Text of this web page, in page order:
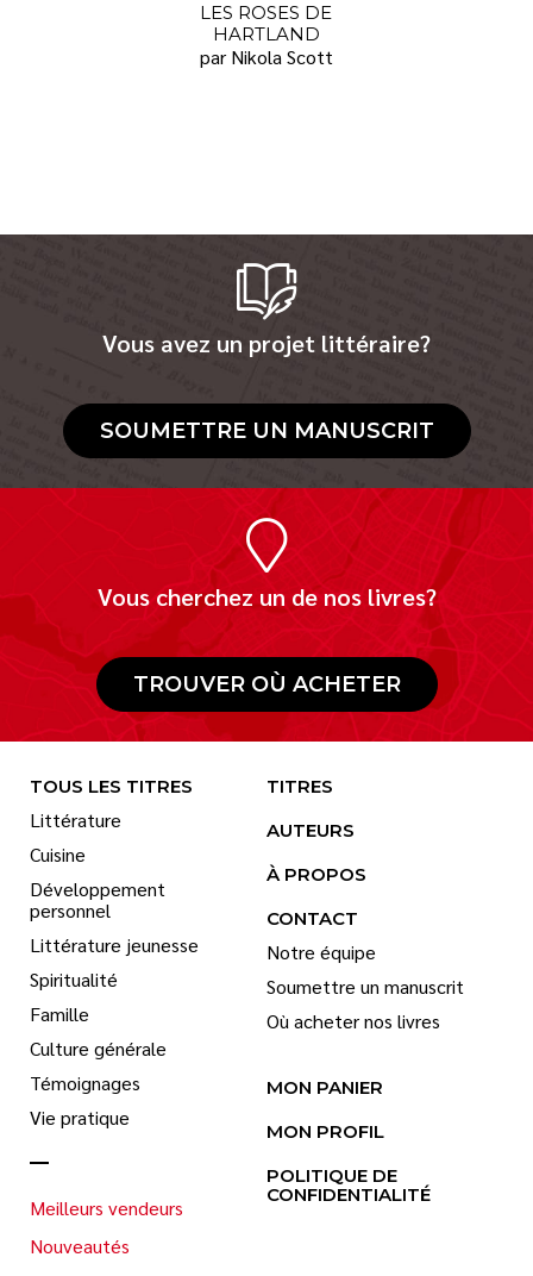
LES ROSES DE
HARTLAND
par Nikola Scott
Vous avez un projet littéraire?
SOUMETTRE UN MANUSCRIT
Vous cherchez un de nos livres?
TROUVER OÙ ACHETER
TOUS LES TITRES
Littérature
Cuisine
Développement
personnel
Littérature jeunesse
Spiritualité
Famille
Culture générale
Témoignages
Vie pratique
Meilleurs vendeurs
Nouveautés
TITRES
AUTEURS
À PROPOS
CONTACT
Notre équipe
Soumettre un manuscrit
Où acheter nos livres
MON PANIER
MON PROFIL
POLITIQUE DE
CONFIDENTIALITÉ